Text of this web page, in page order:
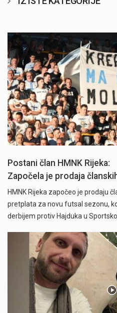
Započela je prodaja članskih
Postani član HMNK Rijeka:
Započela je prodaja
HMNK Rijeka započeo je prodaju
pretplata za novu futsal sezonu,
derbijem protiv Hajduka u